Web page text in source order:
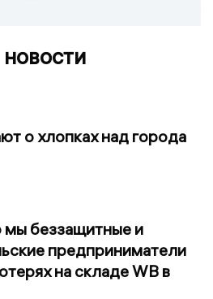
о хлопках над города
мы беззащитные и
предприниматели
на складе WB в